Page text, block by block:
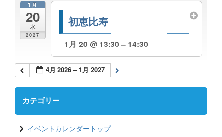
1月
20
水
2027
初恵比寿
1月 20 @ 13:30 – 14:30
4月 2026 – 1月 2027
カテゴリー
イベントカレンダートップ